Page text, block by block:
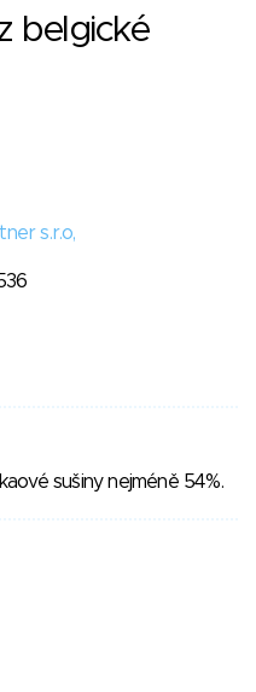
belgické
s.r.o,
sušiny nejméně 54%.